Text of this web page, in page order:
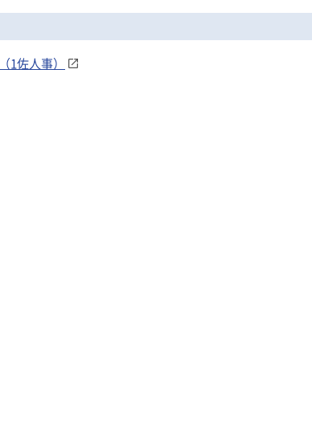
1佐人事）